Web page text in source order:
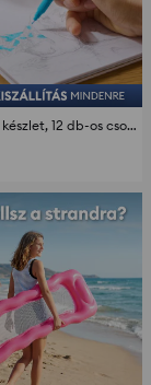
Színes filctoll készlet, 12 db-os csomag